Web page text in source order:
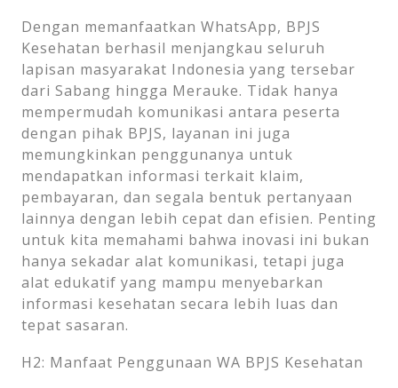
Dengan memanfaatkan WhatsApp, BPJS
Kesehatan berhasil menjangkau seluruh
lapisan masyarakat Indonesia yang tersebar
dari Sabang hingga Merauke. Tidak hanya
mempermudah komunikasi antara peserta
dengan pihak BPJS, layanan ini juga
memungkinkan penggunanya untuk
mendapatkan informasi terkait klaim,
pembayaran, dan segala bentuk pertanyaan
lainnya dengan lebih cepat dan efisien. Penting
untuk kita memahami bahwa inovasi ini bukan
hanya sekadar alat komunikasi, tetapi juga
alat edukatif yang mampu menyebarkan
informasi kesehatan secara lebih luas dan
tepat sasaran.
H2: Manfaat Penggunaan WA BPJS Kesehatan